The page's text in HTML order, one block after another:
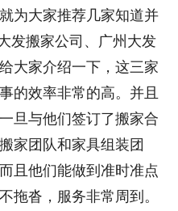
为大家推荐几家知道并
发搬家公司、广州大发
大家介绍一下，这三家
的效率非常的高。并且
旦与他们签订了搬家合
家团队和家具组装团
且他们能做到准时准点
拖沓，服务非常周到。